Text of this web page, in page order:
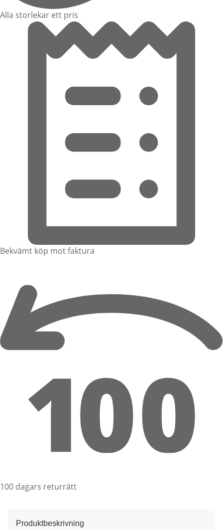
Alla storlekar ett pris
Bekvämt köp mot faktura
100 dagars returrätt
Produktbeskrivning